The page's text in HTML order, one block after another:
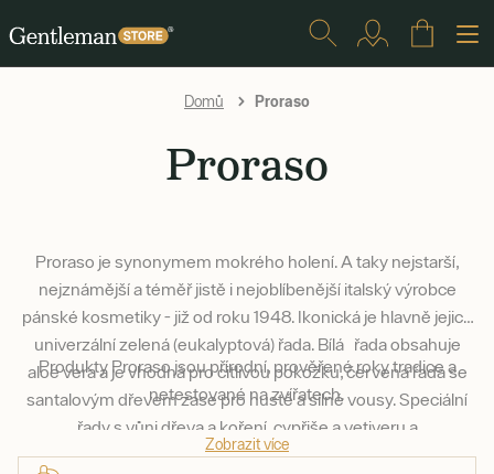
Domů Proraso
Proraso
Proraso je synonymem mokrého holení. A taky nejstarší,
nejznámější a téměř jistě i nejoblíbenější italský výrobce
pánské kosmetiky - již od roku 1948. Ikonická je hlavně jejich
univerzální zelená (eukalyptová) řada. Bílá řada obsahuje
aloe vera a je vhodná pro citlivou pokožku, červená řada se
santalovým dřevem zase pro husté a silné vousy. Speciální
řady s vůni dřeva a koření, cypřiše a vetiveru a
středozemního citrusu si pak tito Italové připravili pro
Produkty Proraso jsou přírodní, prověřené roky tradice a
netestované na zvířatech.
Zobrazit více